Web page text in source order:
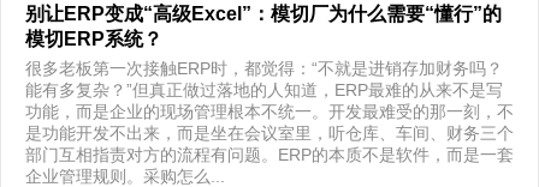
别让ERP变成“高级Excel”：模切厂为什么需要“懂行”的
模切ERP系统？
​很多老板第一次接触ERP时，都觉得：“不就是进销存加财务吗？
能有多复杂？”但真正做过落地的人知道，ERP最难的从来不是写
功能，而是企业的现场管理根本不统一。开发最难受的那一刻，不
是功能开发不出来，而是坐在会议室里，听仓库、车间、财务三个
部门互相指责对方的流程有问题。ERP的本质不是软件，而是一套
企业管理规则。采购怎么...